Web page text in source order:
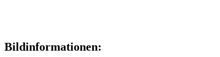
Bildinformationen: